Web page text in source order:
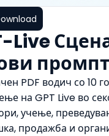
Live
PDF водич со 10
на GPT Live во
учење,
продажба и